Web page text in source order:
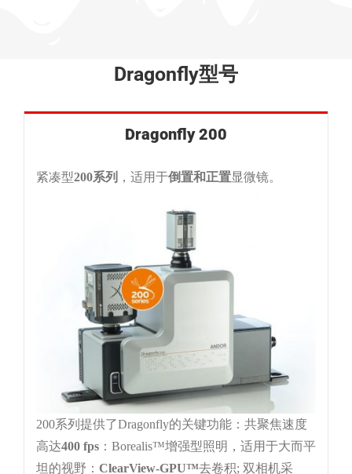
Dragonfly型号
Dragonfly 200
紧凑型200系列 ，适用于倒置和正置显微镜。
200系列提供了Dragonfly的关键功能：共聚焦速度
高达400 fps：Borealis™增强型照明，适用于大而平
坦的视野： ClearView-GPU™去卷积; 双相机采